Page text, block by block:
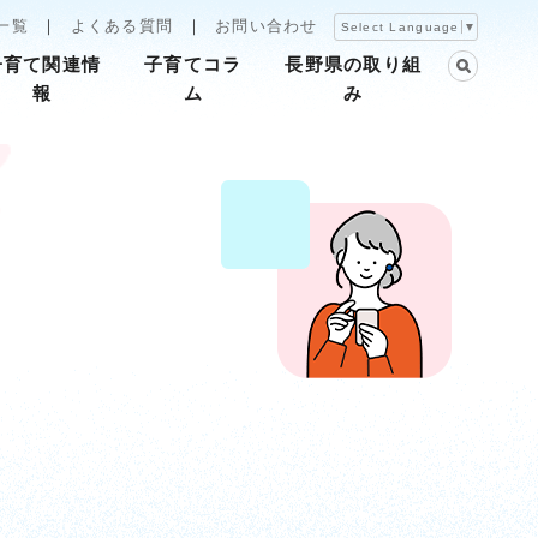
覧 よくある質問 お問い合わせ Select Language ▼
て関連情
報
子育てコラ
ム
長野県の取り組
み